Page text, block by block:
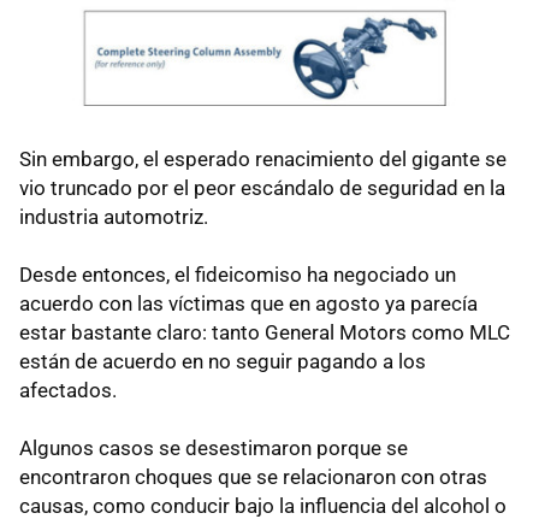
Sin embargo, el esperado renacimiento del gigante se
vio truncado por el peor escándalo de seguridad en la
industria automotriz.
Desde entonces, el fideicomiso ha negociado un
acuerdo con las víctimas que en agosto ya parecía
estar bastante claro: tanto General Motors como MLC
están de acuerdo en no seguir pagando a los
afectados.
Algunos casos se desestimaron porque se
encontraron choques que se relacionaron con otras
causas, como conducir bajo la influencia del alcohol o